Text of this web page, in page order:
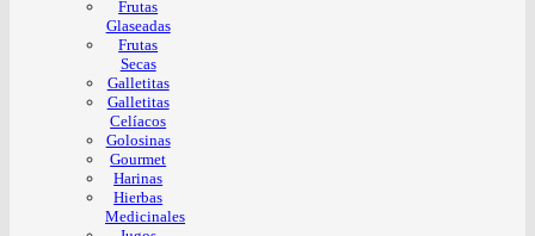
Frutas
Glaseadas
Frutas
Secas
Galletitas
Galletitas
Celíacos
Golosinas
Gourmet
Harinas
Hierbas
Medicinales